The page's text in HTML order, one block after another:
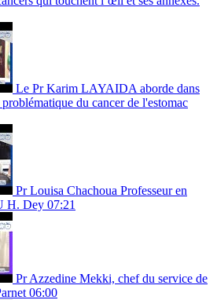
Le Pr Karim LAYAIDA aborde dans
du cancer de l'estomac
Pr Louisa Chachoua Professeur en
H. Dey 07:21
Pr Azzedine Mekki, chef du service de
06:00